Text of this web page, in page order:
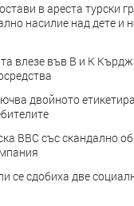
в ареста турски
насилие над дете и
К Кърджали,проверява
двойното
ВВС със скандално
се сдобиха две